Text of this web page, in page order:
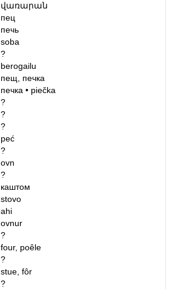
վառարան
пец
печь
soba
?
berogailu
пещ, печка
печка• piečka
?
?
?
peć
?
ovn
?
каштом
stovo
ahi
ovnur
?
four, poêle
?
stue, fôr
?